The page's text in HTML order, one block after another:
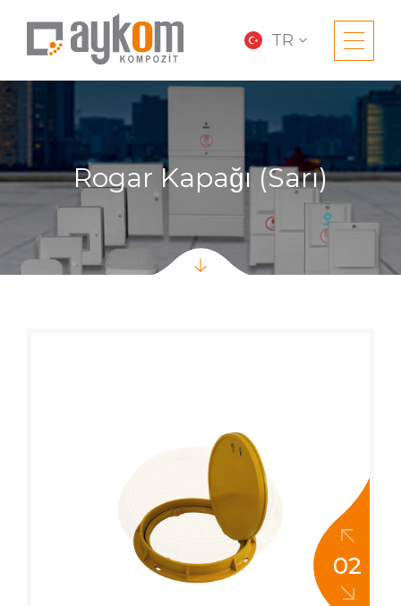
TR
Rogar Kapağı (Sarı)
02